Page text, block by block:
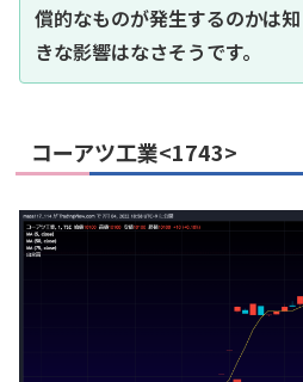
償的なものが発生するのかは
きな影響はなさそうです。
コーアツ工業<1743>